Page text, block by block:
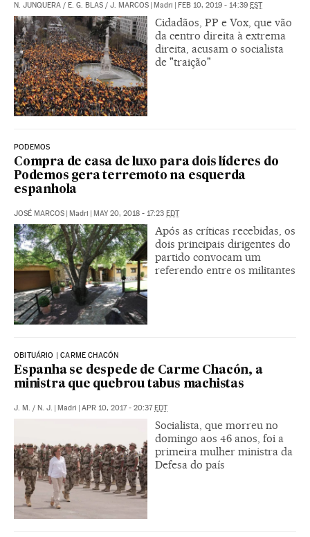
N. JUNQUERA / E. G. BLAS / J. MARCOS | Madri | FEB 10, 2019 - 14:39 EST
Cidadãos, PP e Vox, que vão
da centro direita à extrema
direita, acusam o socialista
de "traição"
PODEMOS
Compra de casa de luxo para dois líderes do
Podemos gera terremoto na esquerda
espanhola
JOSÉ MARCOS | Madri | MAY 20, 2018 - 17:23 EDT
Após as críticas recebidas, os
dois principais dirigentes do
partido convocam um
referendo entre os militantes
OBITUÁRIO | CARME CHACÓN
Espanha se despede de Carme Chacón, a
ministra que quebrou tabus machistas
J. M. / N. J. | Madri | APR 10, 2017 - 20:37EDT
Socialista, que morreu no
domingo aos 46 anos, foi a
primeira mulher ministra da
Defesa do país